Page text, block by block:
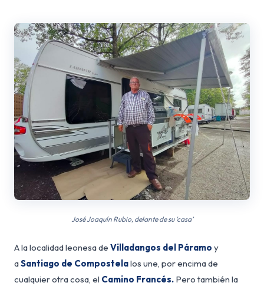
José Joaquín Rubio, delante de su ‘casa’
A la localidad leonesa de Villadangos del Páramo y
aSantiago de Compostelalos une, por encima de
cualquier otra cosa, el Camino Francés. Pero también la